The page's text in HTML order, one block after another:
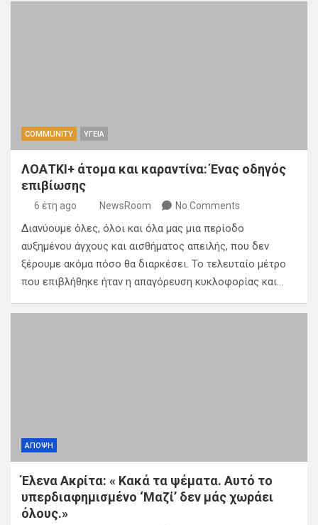
COMMUNITY ΥΓΕΙΑ
ΛΟΑΤΚΙ+ άτομα και καραντίνα: Ένας οδηγός
επιβίωσης
6 έτη ago NewsRoom No Comments
Διανύουμε όλες, όλοι και όλα μας μια περίοδο
αυξημένου άγχους και αισθήματος απειλής, που δεν
ξέρουμε ακόμα πόσο θα διαρκέσει. Το τελευταίο μέτρο
που επιβλήθηκε ήταν η απαγόρευση κυκλοφορίας και…
ΑΠΟΨΗ
Έλενα Ακρίτα: « Κακά τα ψέματα. Αυτό το
υπερδιαφημισμένο ‘Μαζί’ δεν μάς χωράει
όλους.»